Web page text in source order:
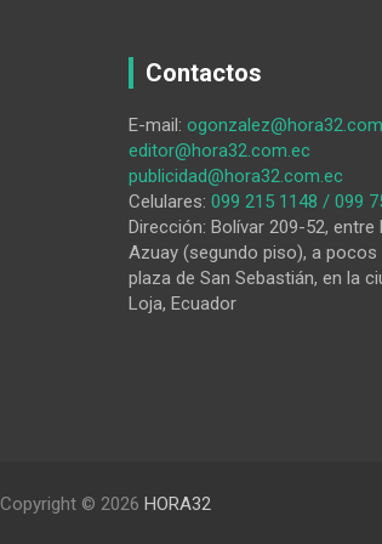
Contactos
E-mail:
editor@hora32.com.ec
publicidad@hora32.com.ec
Celulares: 099 215 1148 / 099
Dirección: Bolívar 209-52, entre
Azuay (segundo piso), a
plaza de San Sebastián, en la
Loja, Ecuador
Copyright © 2026 HORA32